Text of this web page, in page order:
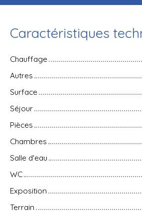
Caractéristiques
Chauffage
Autres
Surface
Séjour
Pièces
Chambres
Salle d'eau
WC
Exposition
Terrain